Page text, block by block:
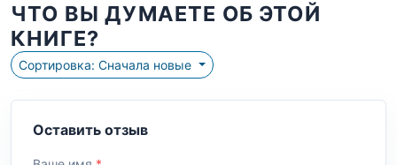
ЧТО ВЫ ДУМАЕТЕ ОБ ЭТОЙ
КНИГЕ?
Сортировка: Сначала новые
Оставить отзыв